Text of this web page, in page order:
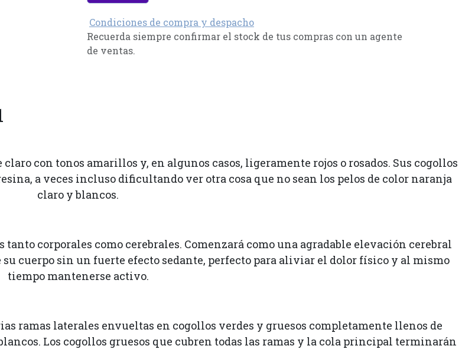
Condiciones de compra y despacho
Recuerda siempre confirmar el stock de tus compras con un agente
de ventas.
con tonos amarillos y, en algunos casos, ligeramente rojos o rosados. Sus cogollos
a veces incluso dificultando ver otra cosa que no sean los pelos de color naranja
claro y blancos.
corporales como cerebrales. Comenzará como una agradable elevación cerebral
cuerpo sin un fuerte efecto sedante, perfecto para aliviar el dolor físico y al mismo
tiempo mantenerse activo.
ramas laterales envueltas en cogollos verdes y gruesos completamente llenos de
Los cogollos gruesos que cubren todas las ramas y la cola principal terminarán